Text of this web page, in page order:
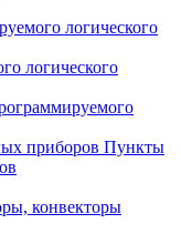
логического
логического
Пункты
конвекторы